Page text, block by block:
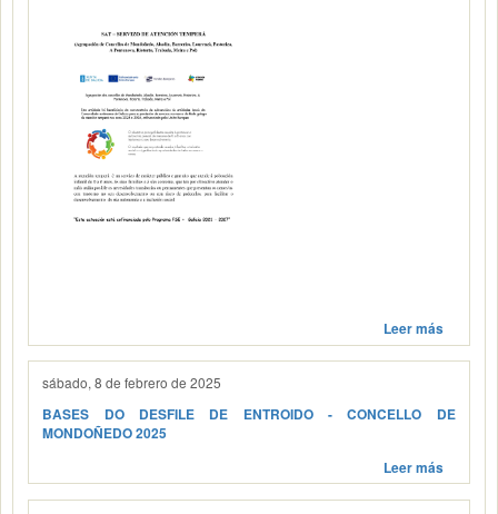
Leer más
sábado, 8 de febrero de 2025
BASES DO DESFILE DE ENTROIDO - CONCELLO DE
MONDOÑEDO 2025
Leer más